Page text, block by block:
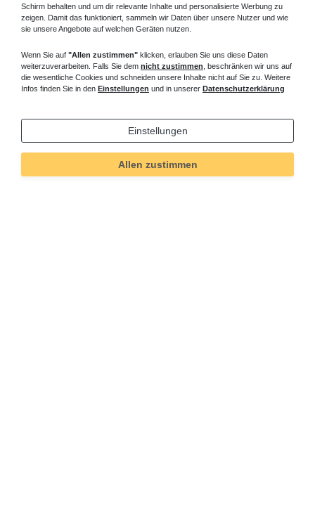
Merkmal
Schirm behalten und um dir relevante Inhalte und personalisierte Werbung zu
zeigen. Damit das funktioniert, sammeln wir Daten über unsere Nutzer und wie
sie unsere Angebote auf welchen Geräten nutzen.
Wenn Sie auf "Allen zustimmen" klicken, erlauben Sie uns diese Daten
weiterzuverarbeiten. Falls Sie dem nicht zustimmen , beschränken wir uns auf
die wesentliche Cookies und schneiden unsere Inhalte nicht auf Sie zu. Weitere
Infos finden Sie in den Einstellungen und in unserer Datenschutzerklärung
Einstellungen
Allen zustimmen